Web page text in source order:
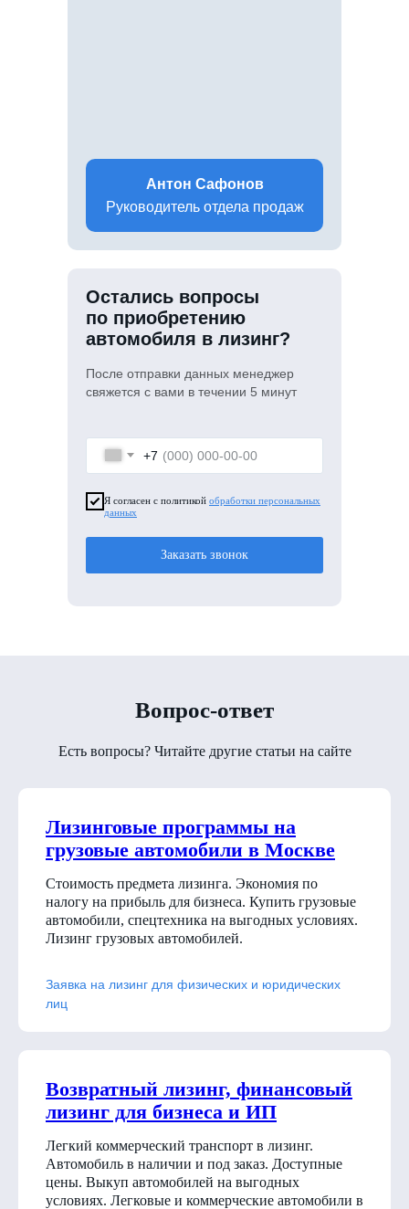
+7
Я согласен с политикой обработки персональных
данных
Заказать звонок
Остались вопросы
по приобретению
автомобиля в лизинг?
После отправки данных менеджер
свяжется с вами в течении 5 минут
Антон Сафонов
Руководитель отдела продаж
Вопрос-ответ
Есть вопросы? Читайте другие статьи на сайте
Лизинговые программы на
грузовые автомобили в Москве
Стоимость предмета лизинга. Экономия по
налогу на прибыль для бизнеса. Купить грузовые
автомобили, спецтехника на выгодных условиях.
Лизинг грузовых автомобилей.
Заявка на лизинг для физических и юридических
лиц
Возвратный лизинг, финансовый
лизинг для бизнеса и ИП
Легкий коммерческий транспорт в лизинг.
Автомобиль в наличии и под заказ. Доступные
цены. Выкуп автомобилей на выгодных
условиях. Легковые и коммерческие автомобили в